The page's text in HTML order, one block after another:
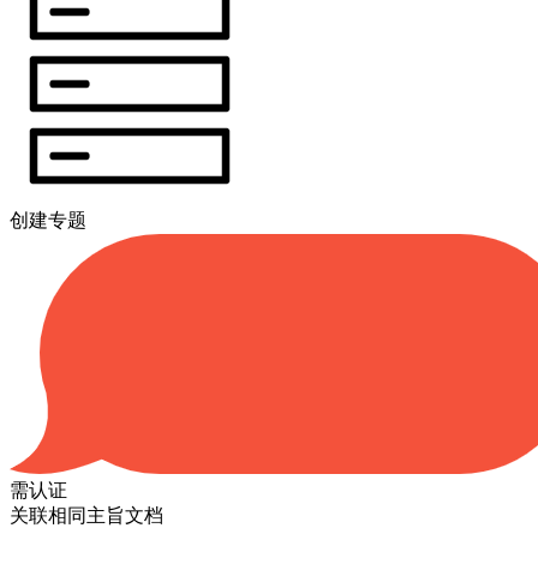
创建专题
需认证
关联相同主旨文档